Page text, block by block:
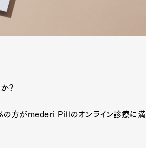
？
の方がmederi Pillのオンライン診療に満